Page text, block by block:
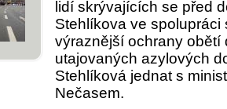
lidí skrývajících se před
Stehlíkova ve
výraznější ochrany obětí
utajovaných azylových
Stehlíková jednat s
Nečasem.